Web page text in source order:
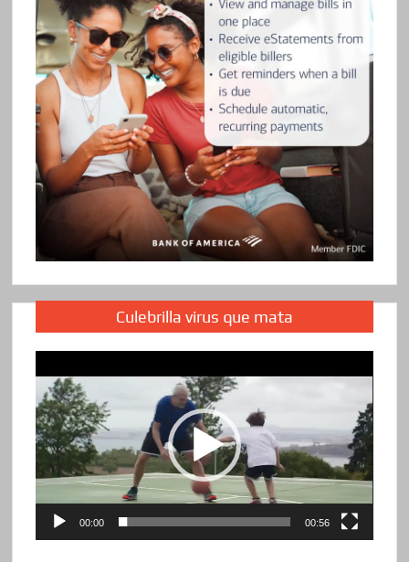
Culebrilla virus que mata
de
vídeo
00:00 00:56